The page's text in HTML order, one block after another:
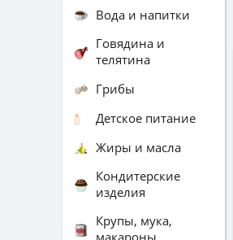
Вода и напитки
Говядина и
телятина
Грибы
Детское питание
Жиры и масла
Кондитерские
изделия
Крупы, мука,
макароны